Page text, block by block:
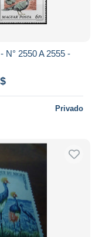
2550 A 2555 -
Privado